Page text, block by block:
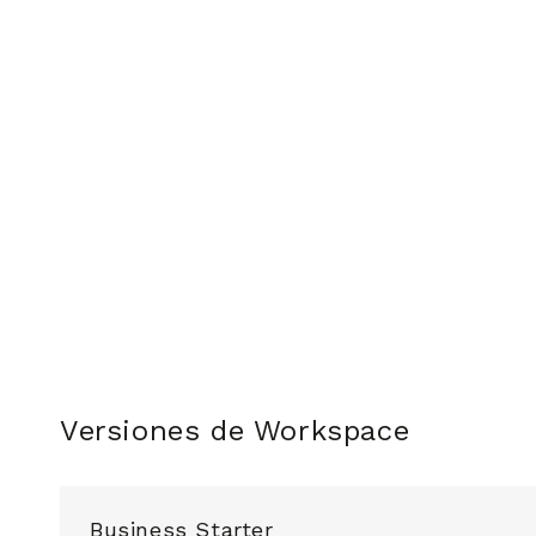
Versiones de Workspace
Business Starter